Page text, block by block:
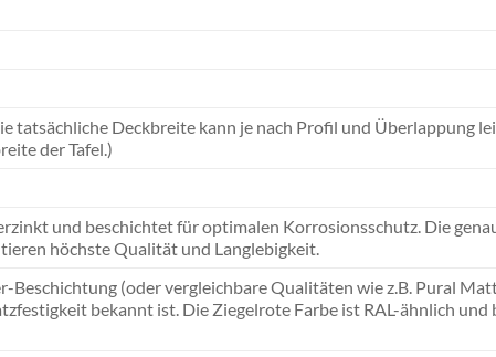
tatsächliche Deckbreite kann je nach Profil und Überlappung
der Tafel.)
und beschichtet für optimalen Korrosionsschutz. Die
höchste Qualität und Langlebigkeit.
Beschichtung (oder vergleichbare Qualitäten wie z.B. Pural
bekannt ist. Die Ziegelrote Farbe ist RAL-ähnlich und